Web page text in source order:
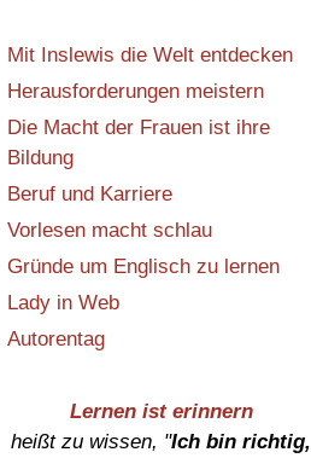
Mit Inslewis die Welt entdecken
Herausforderungen meistern
Die Macht der Frauen ist ihre
Bildung
Beruf und Karriere
Vorlesen macht schlau
Gründe um Englisch zu lernen
Lady in Web
Autorentag
Lernen ist erinnern
heißt zu wissen, "Ich bin richtig,